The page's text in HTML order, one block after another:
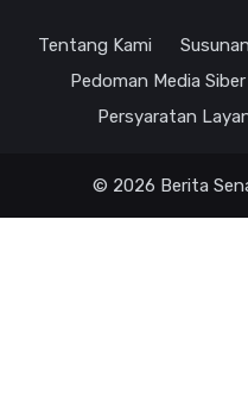
Tentang Kami
Pedoman Media Siber
Persyaratan
© 2026 Berita